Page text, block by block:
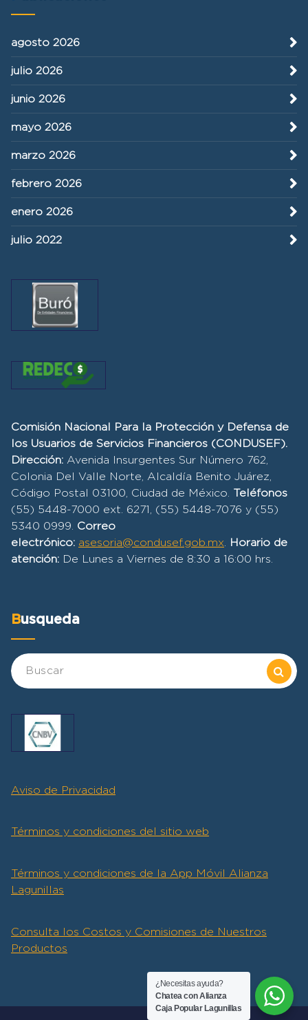
agosto 2026
julio 2026
junio 2026
mayo 2026
marzo 2026
febrero 2026
enero 2026
julio 2022
Comisión Nacional Para la Protección y Defensa de
los Usuarios de Servicios Financieros (CONDUSEF).
Dirección: Avenida Insurgentes Sur Número 762,
Colonia Del Valle Norte, Alcaldía Benito Juárez,
Código Postal 03100, Ciudad de México. Teléfonos
(55) 5448-7000 ext. 6271, (55) 5448-7076 y (55)
5340 0999. Correo
electrónico: asesoria@condusef.gob.mx. Horario de
atención: De Lunes a Viernes de 8:30 a 16:00 hrs.
Busqueda
Aviso de Privacidad
Términos y condiciones del sitio web
Términos y condiciones de la App Móvil A ianza
aguni as
Consulta los Costos y Comisiones de Nuestros
Productos
¿Necesitas ayuda?
Chatea con Alianza
Caja Popular Lagunillas